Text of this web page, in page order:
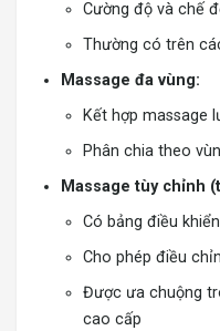
Cường độ và chế
Thường có trên
Massage đa vùng:
Kết hợp massage
Phân chia theo
Massage tùy chỉnh
Có bảng điều
Cho phép điều
Được ưa chuộng
cao cấp